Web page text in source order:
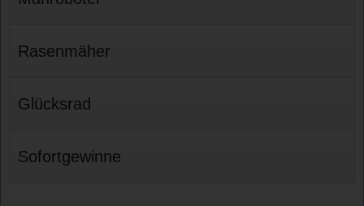
Rasenmäher
Glücksrad
Sofortgewinne